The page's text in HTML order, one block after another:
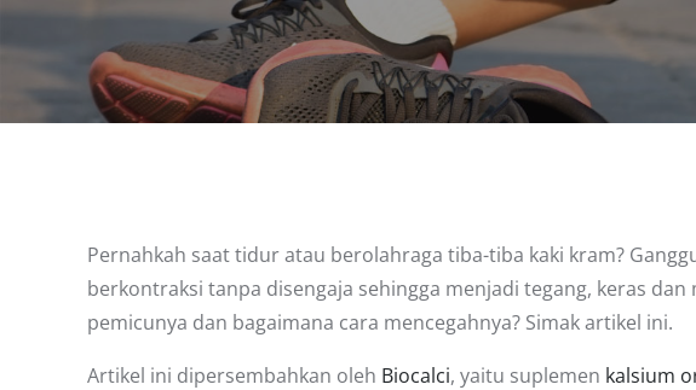
Pernahkah saat tidur atau berolahraga tiba-tiba kaki kram?
berkontraksi tanpa disengaja sehingga menjadi tegang, keras
pemicunya dan bagaimana cara mencegahnya? Simak artikel ini.
Artikel ini dipersembahkan oleh Biocalci, yaitu suplemen kalsium